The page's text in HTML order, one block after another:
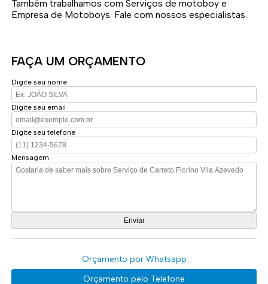
Também trabalhamos com Serviços de motoboy e
Empresa de Motoboys. Fale com nossos especialistas.
FAÇA UM ORÇAMENTO
Digite seu nome
Digite seu email
Digite seu telefone
Mensagem
Orçamento por Whatsapp
Orçamento pelo Telefone